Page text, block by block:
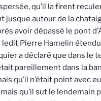
qu’il la firent
jusque autour de la
avoir dépassé le pont
ledit Pierre Hamelin
a déclaré que dans le
pareillement dans la
qu’il n’était point avec
qu’il sut le lendemain